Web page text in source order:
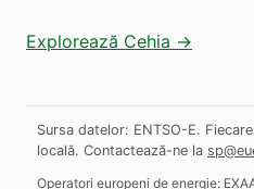
Explorează Cehia →
Sursa datelor: ENTSO-E.
locală. Contactează-ne la
Operatori europeni de energie: